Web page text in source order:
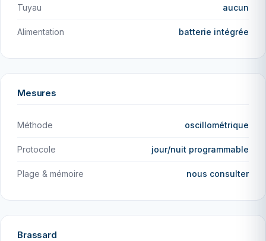
Tuyau aucun
Alimentation batterie intégrée
Mesures
Méthode oscillométrique
Protocole jour/nuit programmable
Plage & mémoire nous consulter
Brassard